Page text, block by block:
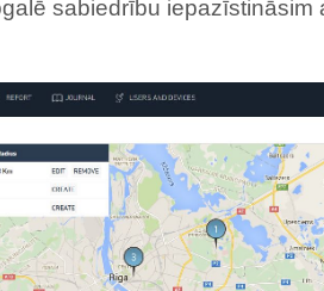
sabiedrību iepazīstināsim